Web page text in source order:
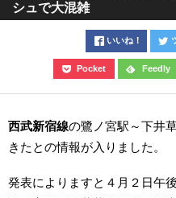
シュで大混雑
いいね！
Pocket Feedly
西武新宿線の鷺ノ宮駅～下井
きたとの情報が入りました。
発表によりますと４月２日午